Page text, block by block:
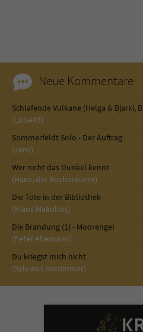
Neue Kommentare
Schlafende Vulkane (Helga & Bjarki,
(Luise43)
Sommerfeldt Solo - Der Auftrag
(Jens)
Wer nicht das Dunkel kennt
(Hans, der Bücherwurm)
Die Tote in der Bibliothek
(Klaus Makollus)
Die Brandung (1) - Moorengel
(Peter Allemann)
Du kriegst mich nicht
(Sylvias-Lesezimmer)